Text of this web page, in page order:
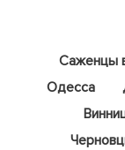
Саженцы
Одесса